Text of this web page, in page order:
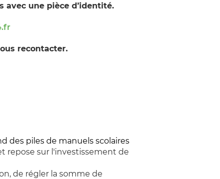
avec une pièce d’identité.
recontacter.
des piles de manuels scolaires
repose sur l'investissement de
de régler la somme de